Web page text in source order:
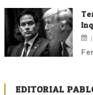
EDITORIAL